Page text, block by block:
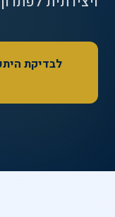
לבדיקת